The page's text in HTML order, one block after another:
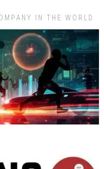
IN THE WORLD